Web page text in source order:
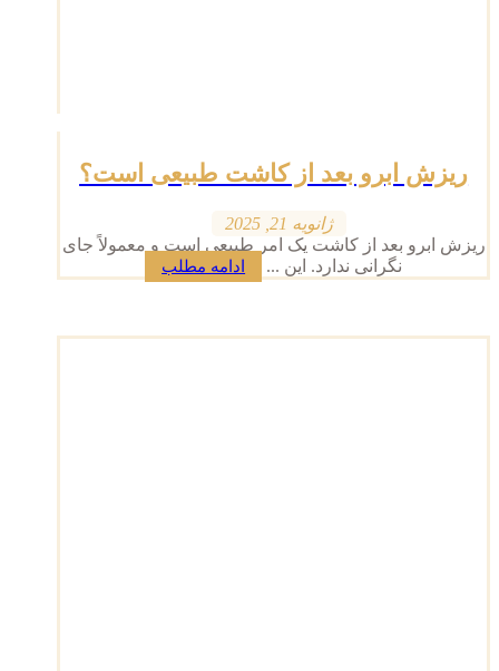
ریزش ابرو بعد از کاشت طبیعی است؟
ژانویه 21, 2025
ریزش ابرو بعد از کاشت یک امر طبیعی است و معمولاً جای
نگرانی ندارد. این ...
ادامه مطلب